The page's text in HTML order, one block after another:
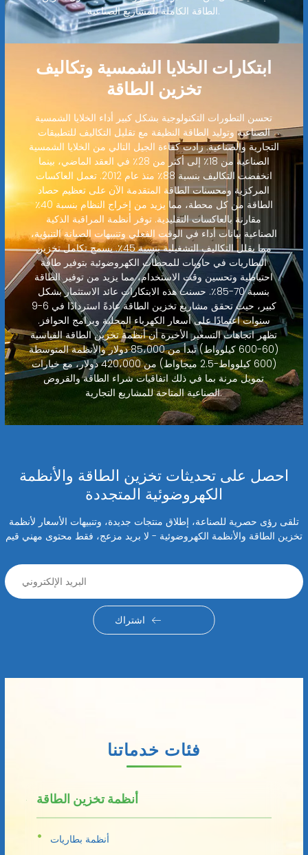
الطاقة الكاملة للمشاريع الصناعية.
ابتكارات الخلايا الشمسية وتكاليف
تخزين الطاقة
تحسن التطورات التكنولوجية بشكل كبير أداء الخلايا الشمسية
الصناعية وتوليد الطاقة النظيفة مع تقليل التكاليف للتطبيقات
التجارية والصناعية. زادت كفاءة الجيل التالي من الخلايا الشمسية
الصناعية من 18٪ إلى أكثر من 28٪ في العقد الماضي، بينما
انخفضت التكاليف بنسبة 88٪ منذ عام 2012. تعمل العاكسات
المركزية ومحسنات الطاقة المتقدمة الآن على تعظيم حصاد
الطاقة من كل محطة، مما يزيد من إخراج النظام بنسبة 40٪
مقارنة بالعاكسات التقليدية. توفر أنظمة المراقبة الذكية
الصناعية بيانات أداء في الوقت الفعلي وتنبيهات الصيانة التنبؤية،
مما يقلل التكاليف التشغيلية بنسبة 45٪. يسمح تكامل تخزين
البطاريات في حاويات للمحطات الكهروضوئية بتوفير طاقة
احتياطية وتحسين وقت الاستخدام، مما يزيد من توفير الطاقة
بنسبة 70-85٪. حسنت هذه الابتكارات عائد الاستثمار بشكل
كبير، حيث تحقق مشاريع تخزين الطاقة عادةً استردادًا في 6-9
سنوات اعتمادًا على أسعار الكهرباء المحلية وبرامج الحوافز.
تظهر اتجاهات التسعير الأخيرة أن أنظمة تخزين الطاقة القياسية
(60-600 كيلوواط) تبدأ من 85،000 دولار والأنظمة المتوسطة
(600 كيلوواط-2.5 ميجاواط) من 420،000 دولار، مع خيارات
تمويل مرنة بما في ذلك اتفاقيات شراء الطاقة والقروض
الصناعية المتاحة للمشاريع التجارية.
احصل على تحديثات تخزين الطاقة والأنظمة
الكهروضوئية المتجددة
تلقى رؤى حصرية للصناعة، إطلاق منتجات جديدة، وتنبيهات الأسعار لأنظمة
تخزين الطاقة والأنظمة الكهروضوئية - لا بريد مزعج، فقط محتوى مهني قيم
اشتراك
فئات خدماتنا
أنظمة تخزين الطاقة
أنظمة بطاريات